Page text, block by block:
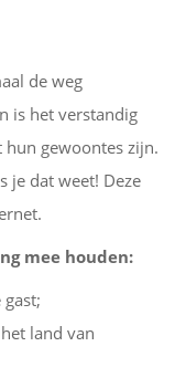
de weg
is het verstandig
gewoontes zijn.
je dat weet! Deze
mee houden:
land van